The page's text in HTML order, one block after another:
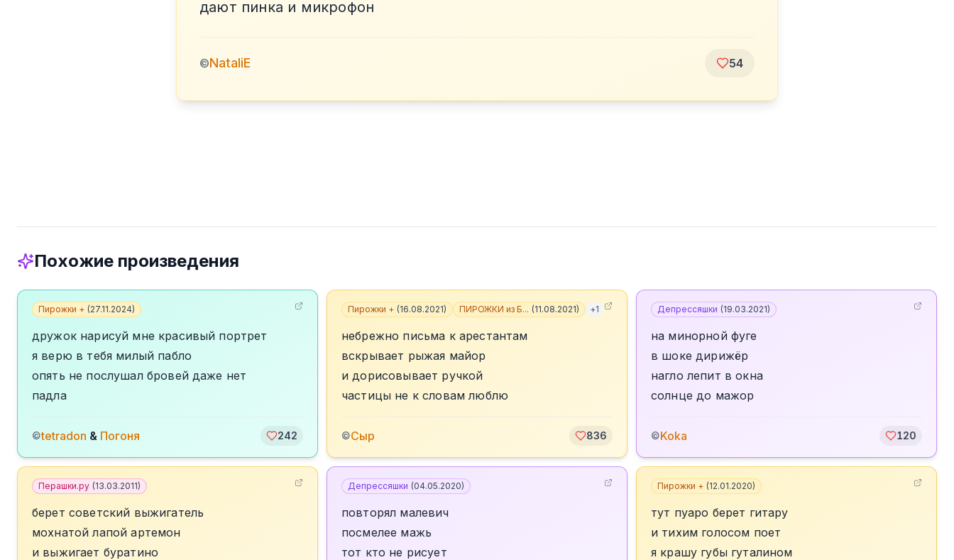
дают пинка и микрофон
©NataliE 54
Похожие произведения
Пирожки + (27.11.2024)
дружок нарисуй мне красивый портрет
я верю в тебя милый пабло
опять не послушал бровей даже нет
падла
©tetradon & Погоня 242
Пирожки + (16.08.2021) ПИРОЖКИ из Б... (11.08.2021) +1
небрежно письма к арестантам
вскрывает рыжая майор
и дорисовывает ручкой
частицы не к словам люблю
©Сыр 836
Депрессяшки (19.03.2021)
на минорной фуге
в шоке дирижёр
нагло лепит в окна
солнце до мажор
©Koka 120
Перашки.ру (13.03.2011)
берет советский выжигатель
мохнатой лапой артемон
и выжигает буратино
Депрессяшки (04.05.2020)
повторял малевич
посмелее мажь
тот кто не рисует
Пирожки + (12.01.2020)
тут пуаро берет гитару
и тихим голосом поет
я крашу губы гуталином